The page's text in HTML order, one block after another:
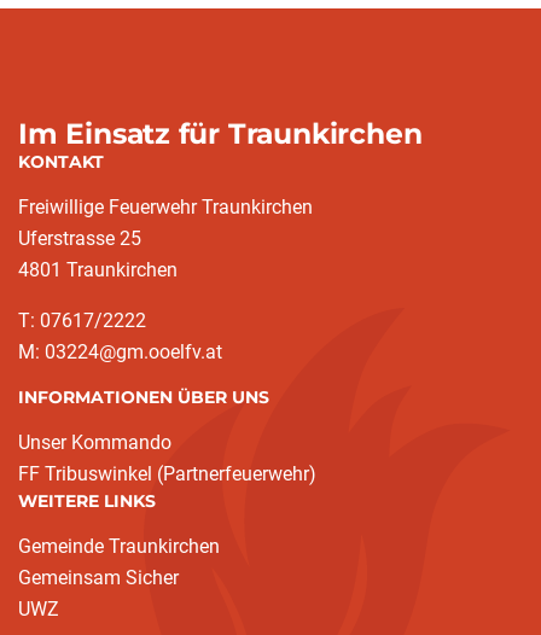
Im Einsatz für Traunkirchen
KONTAKT
Freiwillige Feuerwehr Traunkirchen
Uferstrasse 25
4801 Traunkirchen
T: 07617/2222
M: 03224@gm.ooelfv.at
INFORMATIONEN ÜBER UNS
Unser Kommando
FF Tribuswinkel (Partnerfeuerwehr)
WEITERE LINKS
Gemeinde Traunkirchen
Gemeinsam Sicher
UWZ